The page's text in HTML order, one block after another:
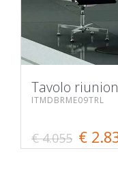
Tavolo
ITMDBRME09TRL
€ 4.055 €